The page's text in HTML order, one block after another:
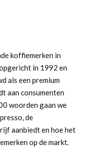
koffiemerken in
in 1992 en
als een premium
aan consumenten
woorden gaan we
de
aanbiedt en hoe het
op de markt.